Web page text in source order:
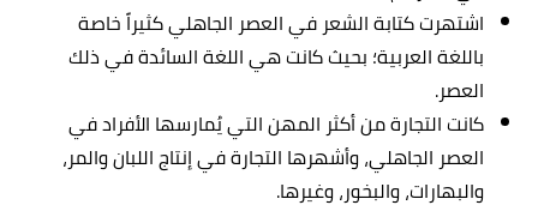
اشتهرت كتابة الشعر في العصر الجاهلي كثيراً خاصة
باللغة العربية؛ بحيث كانت هي اللغة السائدة في ذلك
العصر.
كانت التجارة من أكثر المهن التي يُمارسها الأفراد في
العصر الجاهلي، وأشهرها التجارة في إنتاج اللبان والمر،
والبهارات، والبخور، وغيرها.